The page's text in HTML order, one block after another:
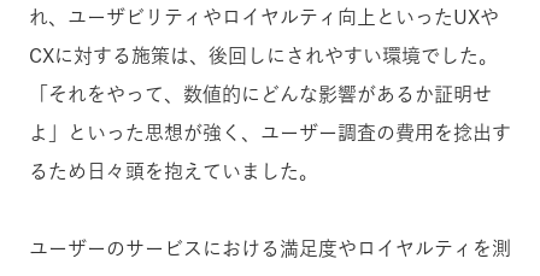
れ、ユーザビリティやロイヤルティ向上といったUXや
CXに対する施策は、後回しにされやすい環境でした。
「それをやって、数値的にどんな影響があるか証明せ
よ」といった思想が強く、ユーザー調査の費用を捻出す
るため日々頭を抱えていました。
ユーザーのサービスにおける満足度やロイヤルティを測